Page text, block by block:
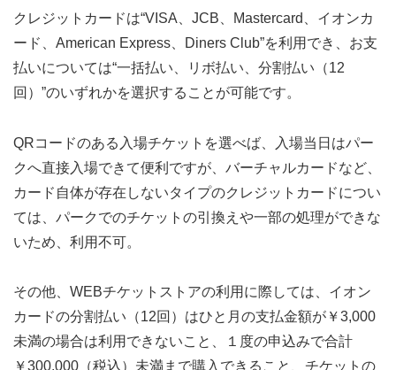
クレジットカードは“VISA、JCB、Mastercard、イオンカ
ード、American Express、Diners Club”を利用でき、お支
払いについては“一括払い、リボ払い、分割払い（12
回）”のいずれかを選択することが可能です。
QRコードのある入場チケットを選べば、入場当日はパー
クへ直接入場できて便利ですが、バーチャルカードなど、
カード自体が存在しないタイプのクレジットカードについ
ては、パークでのチケットの引換えや一部の処理ができな
いため、利用不可。
その他、WEBチケットストアの利用に際しては、イオン
カードの分割払い（12回）はひと月の支払金額が￥3,000
未満の場合は利用できないこと、１度の申込みで合計
￥300,000（税込）未満まで購入できること、チケットの